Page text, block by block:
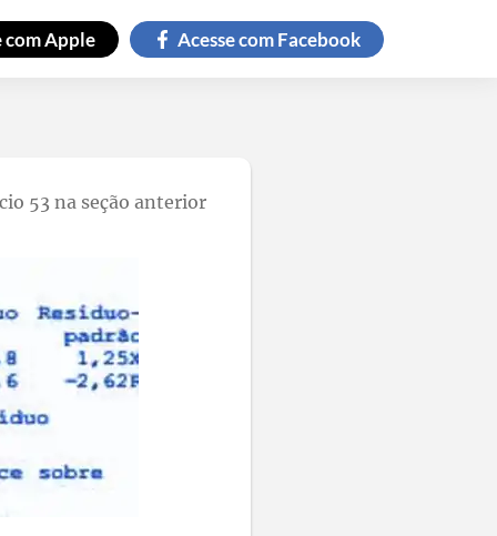
comApple Acesse comFacebook
53 na seção anterior